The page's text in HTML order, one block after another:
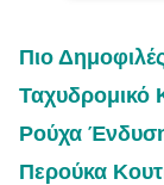
Πιο
Ταχυδρομικό
Ρούχα
Περούκα